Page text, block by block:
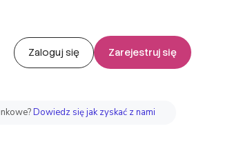
Zaloguj się Zarejestruj się
Dowiedz się jak zyskać z nami